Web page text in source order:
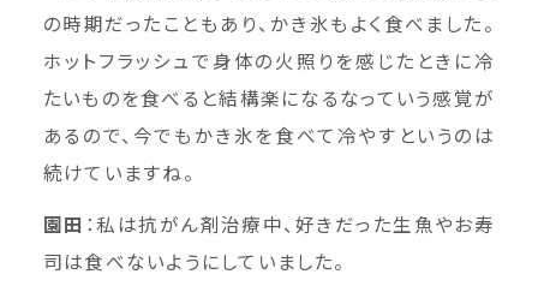
の時期だったこともあり、かき氷もよく食べました。
ホットフラッシュで身体の火照りを感じたときに冷
たいものを食べると結構楽になるなっていう感覚が
あるので、今でもかき氷を食べて冷やすというのは
続けていますね。
園田 ：私は抗がん剤治療中、好きだった生魚やお寿
司は食べないようにしていました。